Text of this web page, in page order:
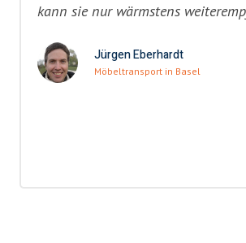
kann sie nur wärmstens
Jürgen Eberhardt
Möbeltransport in Basel